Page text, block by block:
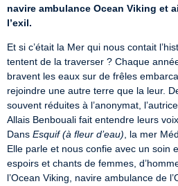
navire ambulance Ocean Viking et
l’exil.
Et si c’était la Mer qui nous contait
tentent de la traverser ? Chaque
bravent les eaux sur de frêles
rejoindre une autre terre que la leur.
souvent réduites à l’anonymat,
Allais Benbouali fait entendre leurs voix.
Dans Esquif (à fleur d’eau) , la mer
Elle parle et nous confie avec un soin
espoirs et chants de femmes,
l’Ocean Viking, navire ambulance de